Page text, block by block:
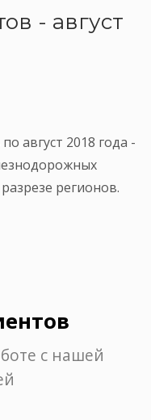
- август
август 2018 года -
регионов.
с нашей